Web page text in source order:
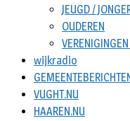
JEUGD /
OUDEREN
wijkradio
VUGHT.NU
HAAREN.NU